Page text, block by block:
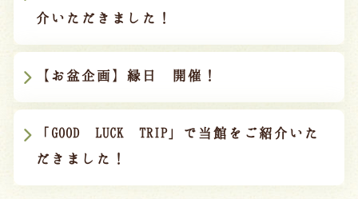
介いただきました！
【お盆企画】縁日 開催！
「GOOD LUCK TRIP」で当館をご紹介いた
だきました！